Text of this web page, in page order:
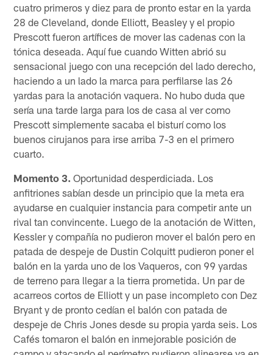
cuatro primeros y diez para de pronto estar en la yarda
28 de Cleveland, donde Elliott, Beasley y el propio
Prescott fueron artífices de mover las cadenas con la
tónica deseada. Aquí fue cuando Witten abrió su
sensacional juego con una recepción del lado derecho,
haciendo a un lado la marca para perfilarse las 26
yardas para la anotación vaquera. No hubo duda que
sería una tarde larga para los de casa al ver como
Prescott simplemente sacaba el bisturí como los
buenos cirujanos para irse arriba 7-3 en el primero
cuarto.
Momento 3. Oportunidad desperdiciada. Los
anfitriones sabían desde un principio que la meta era
ayudarse en cualquier instancia para competir ante un
rival tan convincente. Luego de la anotación de Witten,
Kessler y compañía no pudieron mover el balón pero en
patada de despeje de Dustin Colquitt pudieron poner el
balón en la yarda uno de los Vaqueros, con 99 yardas
de terreno para llegar a la tierra prometida. Un par de
acarreos cortos de Elliott y un pase incompleto con Dez
Bryant y de pronto cedían el balón con patada de
despeje de Chris Jones desde su propia yarda seis. Los
Cafés tomaron el balón en inmejorable posición de